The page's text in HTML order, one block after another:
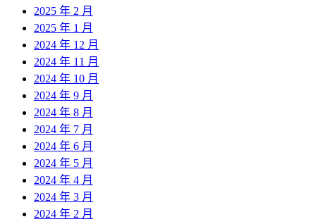
2025 年 2 月
2025 年 1 月
2024 年 12 月
2024 年 11 月
2024 年 10 月
2024 年 9 月
2024 年 8 月
2024 年 7 月
2024 年 6 月
2024 年 5 月
2024 年 4 月
2024 年 3 月
2024 年 2 月